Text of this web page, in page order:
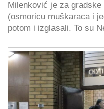
Milenković je za
(osmoricu muškaraca i
potom i izglasali. To su